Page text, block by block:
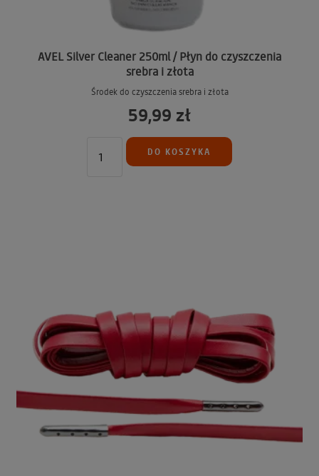
AVEL Silver Cleaner 250ml / Płyn do czyszczenia
srebra i złota
Środek do czyszczenia srebra i złota
59,99 zł
DO KOSZYKA